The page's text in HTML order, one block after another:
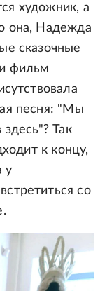
художник, а
она, Надежда
сказочные
фильм
песня: "Мы
Так
к концу,
у
со